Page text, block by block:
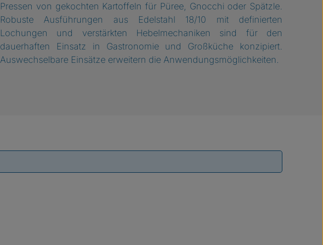
Pressen von gekochten Kartoffeln für Püree, Gnocchi oder Spätzle.
Robuste Ausführungen aus Edelstahl 18/10 mit definierten
Lochungen und verstärkten Hebelmechaniken sind für den
dauerhaften Einsatz in Gastronomie und Großküche konzipiert.
Auswechselbare Einsätze erweitern die Anwendungsmöglichkeiten.